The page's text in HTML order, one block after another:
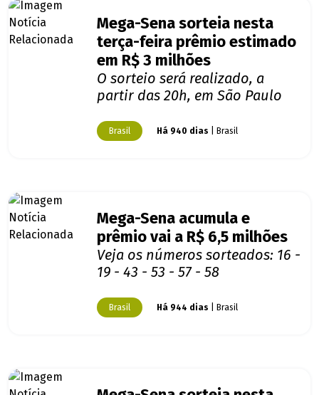
Mega-Sena sorteia nesta
terça-feira prêmio estimado
em R$ 3 milhões
O sorteio será realizado, a
partir das 20h, em São Paulo
Brasil Há 940 dias | Brasil
Mega-Sena acumula e
prêmio vai a R$ 6,5 milhões
Veja os números sorteados: 16 -
19 - 43 - 53 - 57 - 58
Brasil Há 944 dias | Brasil